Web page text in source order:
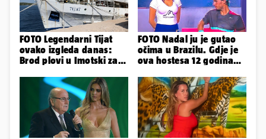
FOTO Legendarni Tijat
ovako izgleda danas:
Brod plovi u Imotski za
FOTO Nadal ju je gutao
očima u Brazilu. Gdje je
ova hostesa 12 godina